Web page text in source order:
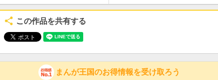
この作品を共有する
まんが王国のお得情報を受け取ろう